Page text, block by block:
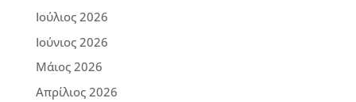
Ιούλιος 2026
Ιούνιος 2026
Μάιος 2026
Απρίλιος 2026